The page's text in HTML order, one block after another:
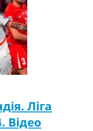
Ліга
Відео